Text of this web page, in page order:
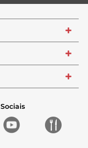
+
+
+